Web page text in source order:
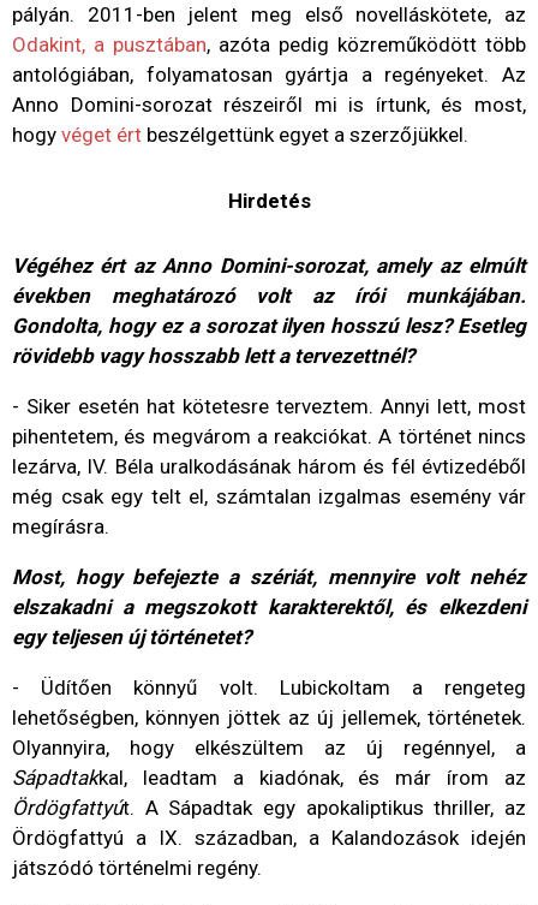
pályán. 2011-ben jelent meg első novelláskötete, az
Odakint, a pusztában, azóta pedig közreműködött több
antológiában, folyamatosan gyártja a regényeket. Az
Anno Domini-sorozat részeiről mi is írtunk, és most,
hogy véget ért beszélgettünk egyet a szerzőjükkel.
Hirdetés
Végéhez ért az Anno Domini-sorozat, amely az elmúlt
években meghatározó volt az írói munkájában.
Gondolta, hogy ez a sorozat ilyen hosszú lesz? Esetleg
rövidebb vagy hosszabb lett a tervezettnél?
- Siker esetén hat kötetesre terveztem. Annyi lett, most
pihentetem, és megvárom a reakciókat. A történet nincs
lezárva, IV. Béla uralkodásának három és fél évtizedéből
még csak egy telt el, számtalan izgalmas esemény vár
megírásra.
Most, hogy befejezte a szériát, mennyire volt nehéz
elszakadni a megszokott karakterektől, és elkezdeni
egy teljesen új történetet?
- Üdítően könnyű volt. Lubickoltam a rengeteg
lehetőségben, könnyen jöttek az új jellemek, történetek.
Olyannyira, hogy elkészültem az új regénnyel, a
Sápadtakkal, leadtam a kiadónak, és már írom az
Ördögfattyút. A Sápadtak egy apokaliptikus thriller, az
Ördögfattyú a IX. században, a Kalandozások idején
játszódó történelmi regény.